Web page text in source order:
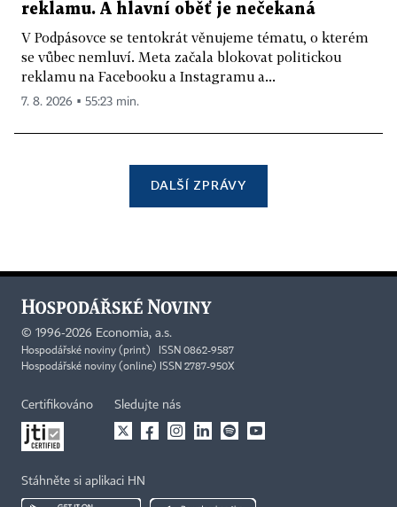
reklamu. A hlavní oběť je nečekaná
V Podpásovce se tentokrát věnujeme tématu, o kterém
se vůbec nemluví. Meta začala blokovat politickou
reklamu na Facebooku a Instagramu a...
7. 8. 2026 ▪ 55:23 min.
DALŠÍ ZPRÁVY
© 1996-2026 Economia, a.s.
Hospodářské noviny (print) ISSN 0862-9587
Hospodářské noviny (online) ISSN 2787-950X
Certifikováno Sledujte nás
Stáhněte si aplikaci HN